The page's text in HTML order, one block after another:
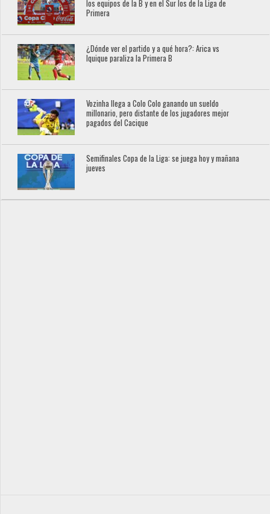
los equipos de la B y en el Sur los de la Liga de
Primera
¿Dónde ver el partido y a qué hora?: Arica vs
Iquique paraliza la Primera B
Vozinha llega a Colo Colo ganando un sueldo
millonario, pero distante de los jugadores mejor
pagados del Cacique
Semifinales Copa de la Liga: se juega hoy y mañana
jueves